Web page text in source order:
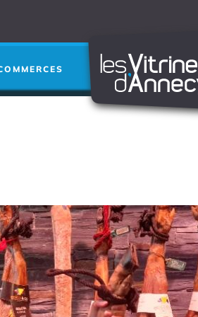
RECHERCHER
➜